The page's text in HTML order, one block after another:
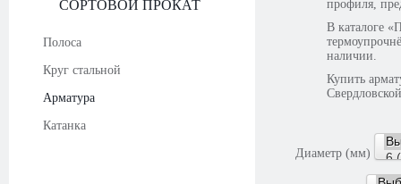
СОРТОВОЙ ПРОКАТ
Полоса
Круг стальной
Арматура
Катанка
профиля,
В каталоге
наличии.
Купить
Диаметр (мм)